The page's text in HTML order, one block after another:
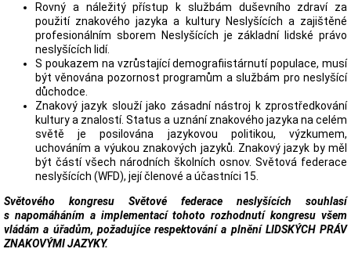
Rovný a náležitý přístup k službám duševního zdraví za
použití znakového jazyka a kultury Neslyšících a zajištěné
profesionálním sborem Neslyšících je základní lidské právo
neslyšících lidí.
S poukazem na vzrůstající demografiistárnutí populace, musí
být věnována pozornost programům a službám pro neslyšící
důchodce.
Znakový jazyk slouží jako zásadní nástroj k zprostředkování
kultury a znalostí. Status a uznání znakového jazyka na celém
světě je posilována jazykovou politikou, výzkumem,
uchováním a výukou znakových jazyků. Znakový jazyk by měl
být částí všech národních školních osnov. Světová federace
neslyšících (WFD), její členové a účastníci 15.
Světového kongresu Světové federace neslyšících souhlasí
s napomáháním a implementací tohoto rozhodnutí kongresu všem
vládám a úřadům, požadujíce respektování a plnění LIDSKÝCH PRÁV
ZNAKOVÝMI JAZYKY.